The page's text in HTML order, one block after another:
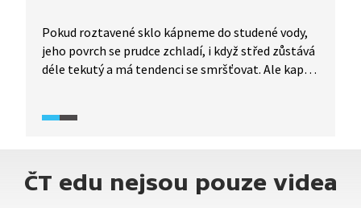
Pokud roztavené sklo kápneme do studené vody,
jeho povrch se prudce zchladí, i když střed zůstává
déle tekutý a má tendenci se smršťovat. Ale kapka
vnitřní napětí. Pokud se kousek rozbije, uvolní se
ČT edu nejsou pouze videa